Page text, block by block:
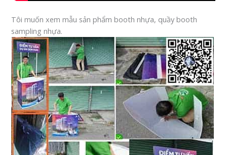
Tôi muốn xem mẫu sản phẩm booth nhựa, quầy booth
sampling nhựa.